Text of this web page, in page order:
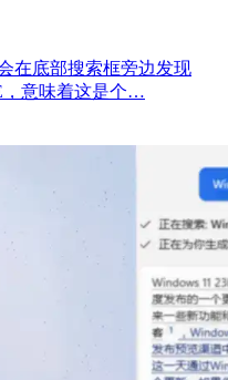
在底部搜索框旁边发现
，意味着这是个…